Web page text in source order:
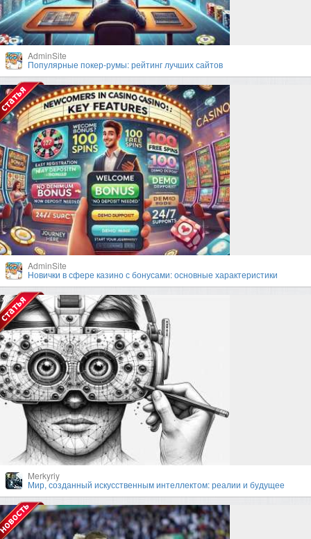
AdminSite
Популярные покер-румы: рейтинг лучших сайтов
AdminSite
Новички в сфере казино с бонусами: основные характеристики
Merkyriy
Мир, созданный искусственным интеллектом: реалии и будущее